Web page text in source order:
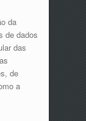
da
de dados
das
de
a